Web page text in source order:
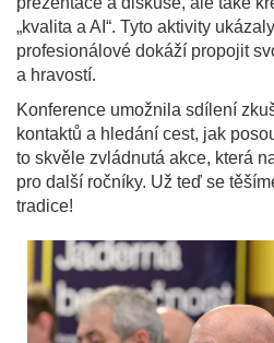
„kvalita a AI“. Tyto aktivity
profesionálové dokáží propojit
a hravostí.
Konference umožnila sdílení
kontaktů a hledání cest, jak
to skvěle zvládnutá akce, která
pro další ročníky. Už teď se
tradice!